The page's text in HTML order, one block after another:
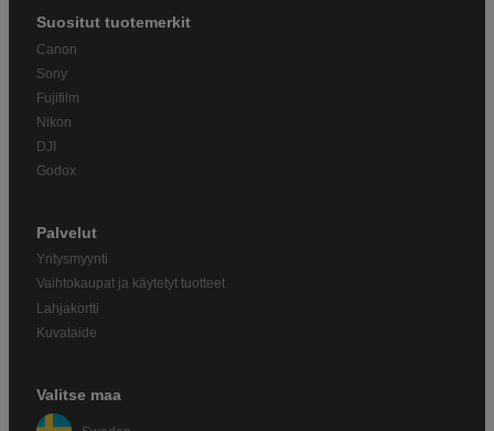
Suositut tuotemerkit
Canon
Sony
Fujifilm
Nikon
DJI
Godox
Palvelut
Yritysmyynti
Vaihtokaupat ja käytetyt tuotteet
Lahjakortti
Kuvataide
Valitse maa